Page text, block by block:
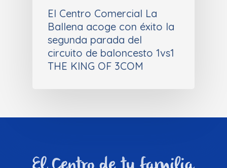
El Centro Comercial La
Ballena acoge con éxito la
segunda parada del
circuito de baloncesto 1vs1
THE KING OF 3COM